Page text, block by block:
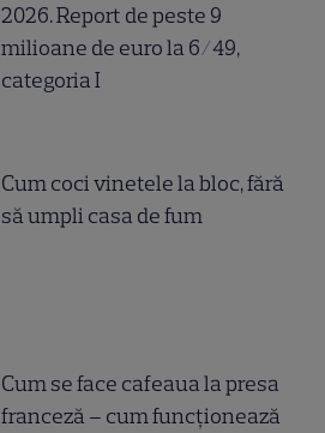
2026. Report de peste 9
milioane de euro la 6/49,
categoria I
Cum coci vinetele la bloc, fără
să umpli casa de fum
Cum se face cafeaua la presa
franceză – cum funcționează